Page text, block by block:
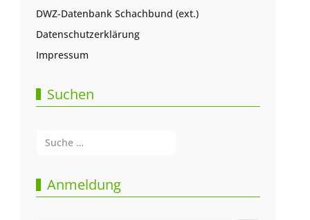
DWZ-Datenbank Schachbund (ext.)
Datenschutzerklärung
Impressum
Suchen
Anmeldung